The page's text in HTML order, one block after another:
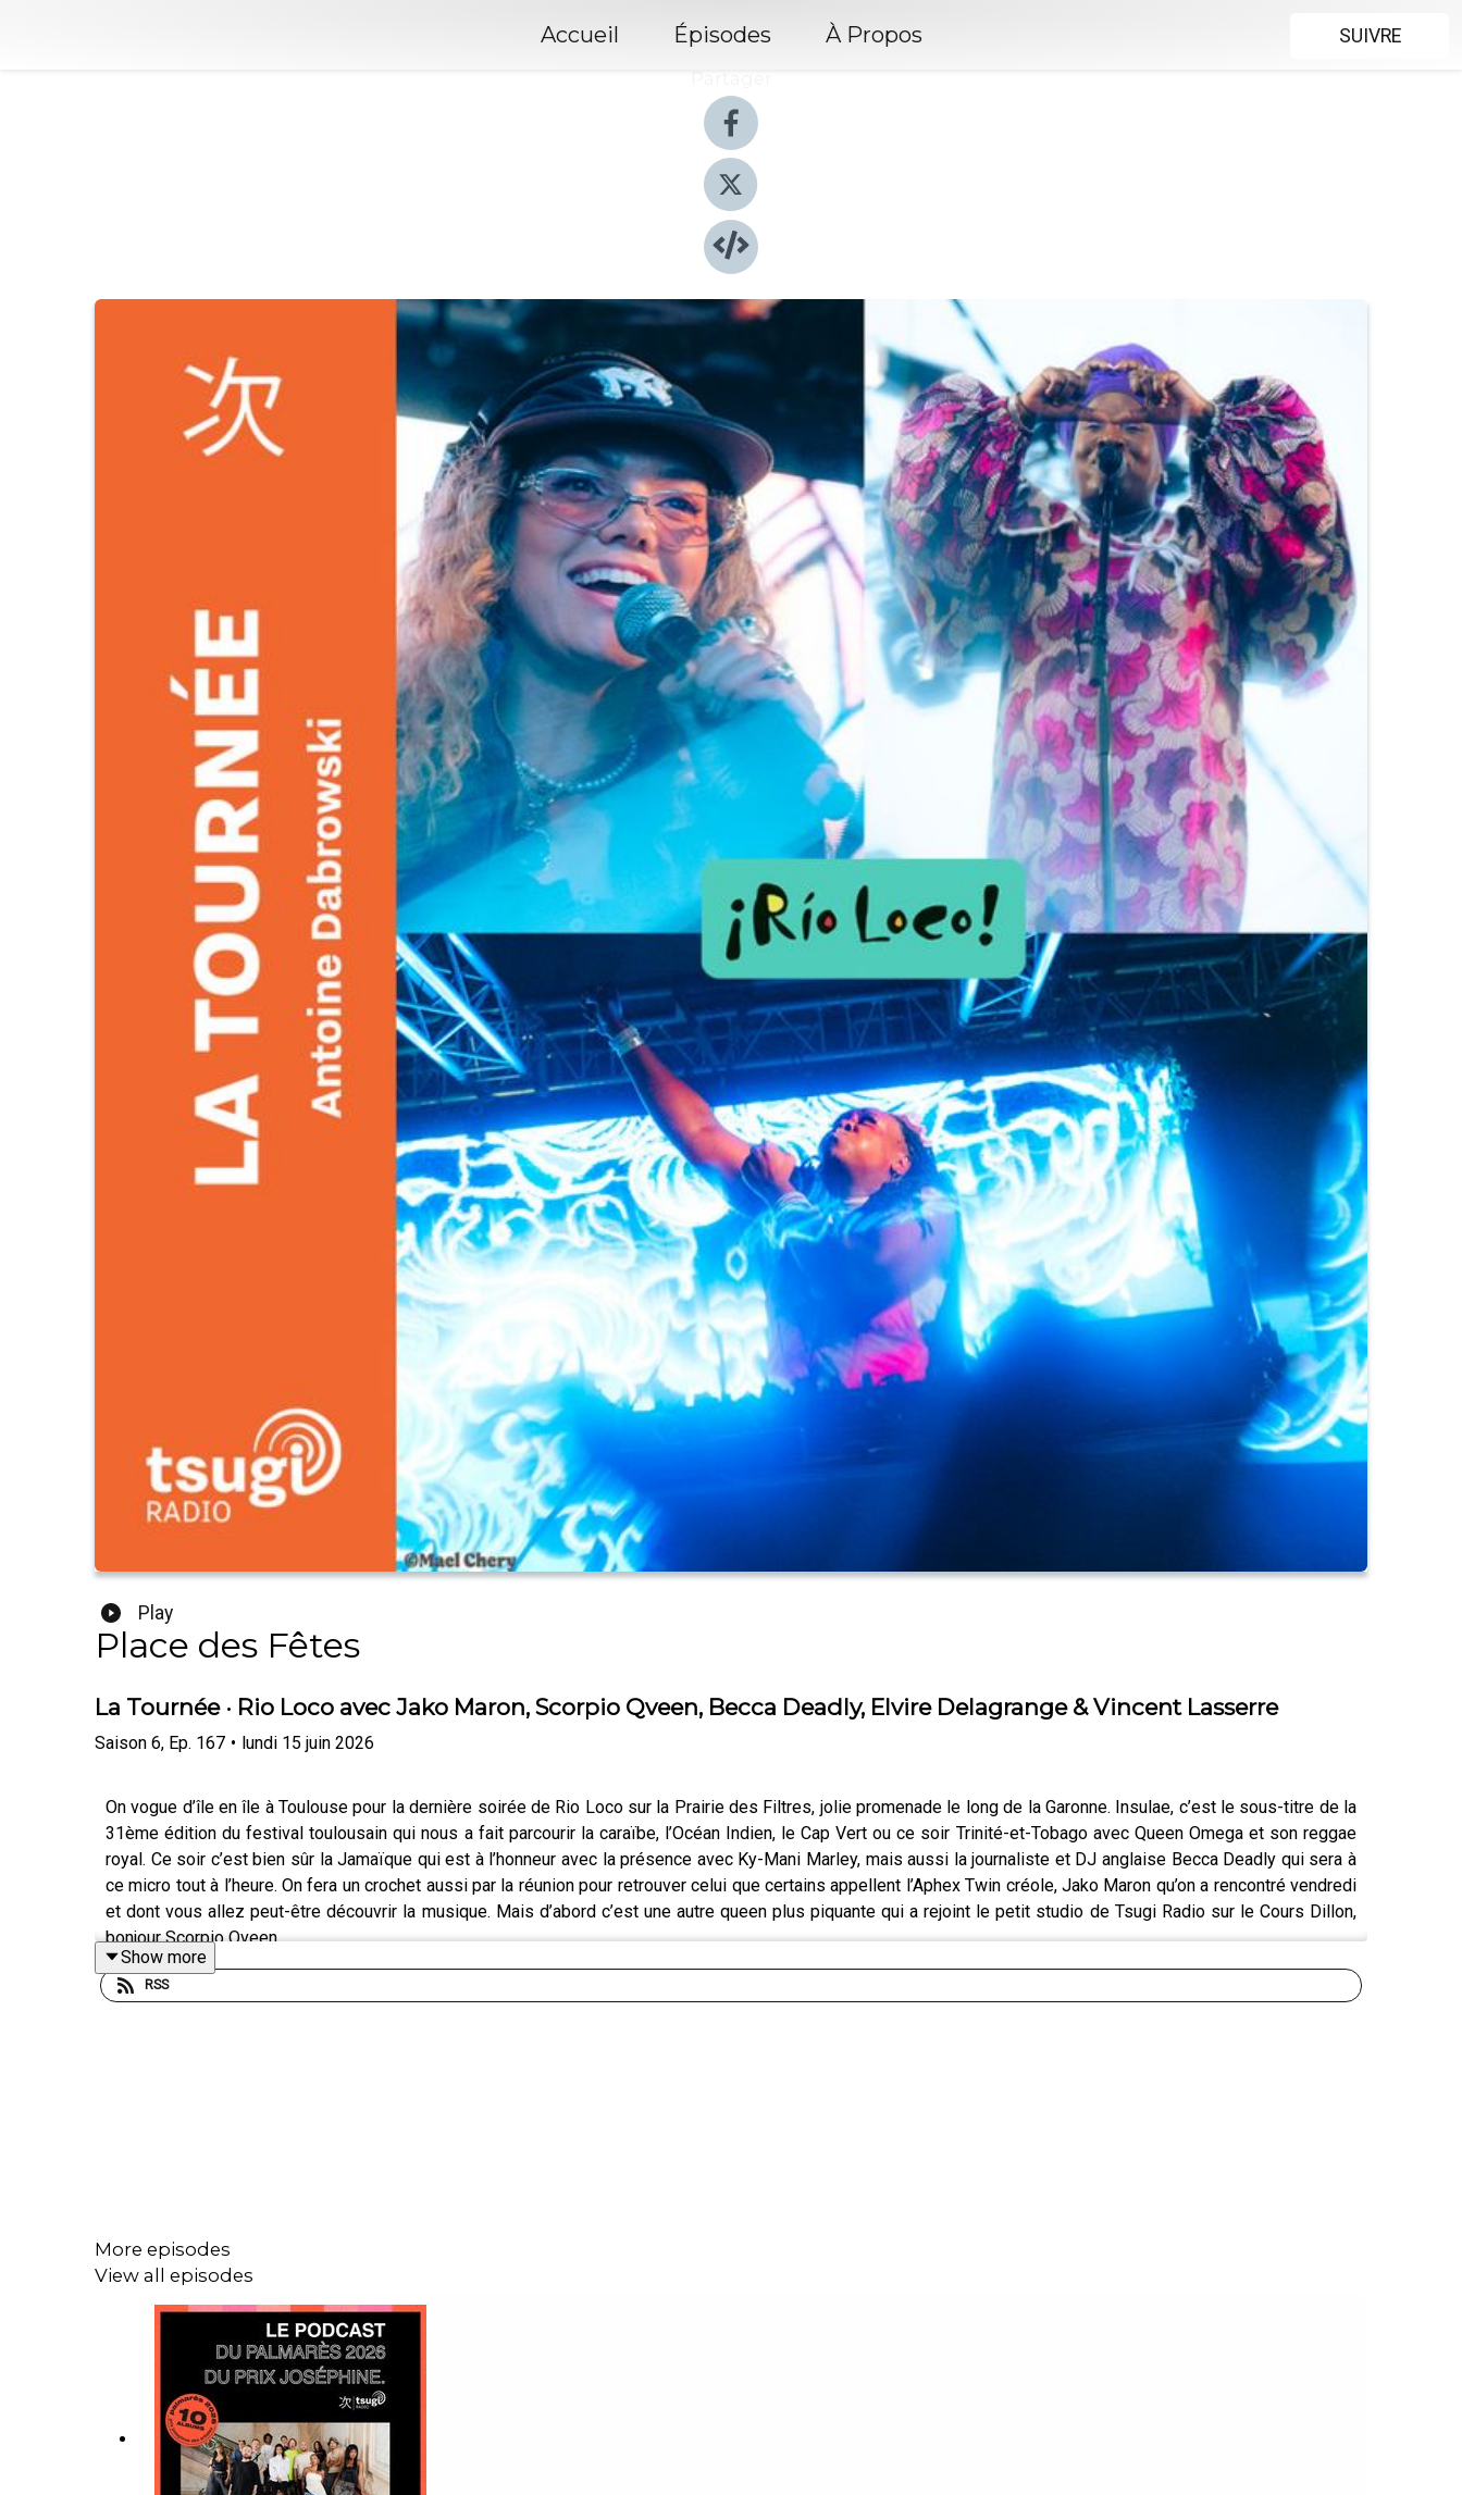
Accueil Épisodes À Propos
SUIVRE
Play
Place des Fêtes
La Tournée · Rio Loco avec Jako Maron, Scorpio Qveen, Becca Deadly, Elvire Delagrange & Vincent Lasserre
Saison 6, Ep. 167 • lundi 15 juin 2026
On vogue d’île en île à Toulouse pour la dernière soirée de Rio Loco sur la Prairie des Filtres, jolie promenade le long de la Garonne. Insulae, c’est le sous-titre de la
31ème édition du festival toulousain qui nous a fait parcourir la caraïbe, l’Océan Indien, le Cap Vert ou ce soir Trinité-et-Tobago avec Queen Omega et son reggae
royal. Ce soir c’est bien sûr la Jamaïque qui est à l’honneur avec la présence avec Ky-Mani Marley, mais aussi la journaliste et DJ anglaise Becca Deadly qui sera à
ce micro tout à l’heure. On fera un crochet aussi par la réunion pour retrouver celui que certains appellent l’Aphex Twin créole, Jako Maron qu’on a rencontré vendredi
et dont vous allez peut-être découvrir la musique. Mais d’abord c’est une autre queen plus piquante qui a rejoint le petit studio de Tsugi Radio sur le Cours Dillon,
bonjour Scorpio Qveen.
Show more
RSS
More episodes
View all episodes